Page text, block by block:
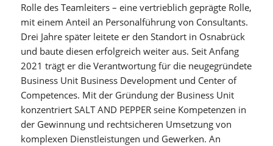
Rolle des Teamleiters – eine vertrieblich geprägte Rolle,
mit einem Anteil an Personalführung von Consultants.
Drei Jahre später leitete er den Standort in Osnabrück
und baute diesen erfolgreich weiter aus. Seit Anfang
2021 trägt er die Verantwortung für die neugegründete
Business Unit Business Development und Center of
Competences. Mit der Gründung der Business Unit
konzentriert SALT AND PEPPER seine Kompetenzen in
der Gewinnung und rechtsicheren Umsetzung von
komplexen Dienstleistungen und Gewerken. An